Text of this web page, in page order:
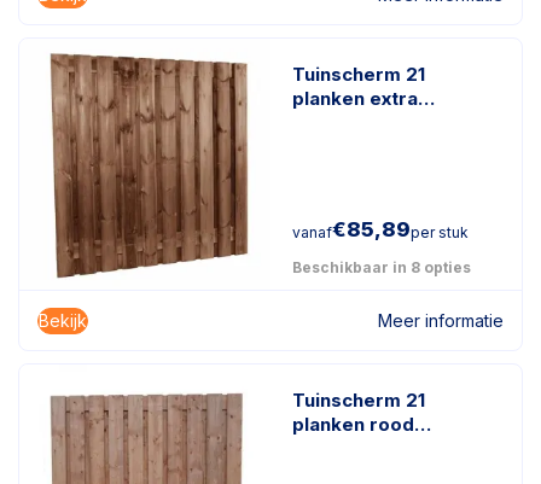
Tuinscherm 21
planken extra
vanaf€85,89per stuk
Beschikbaar in 8 opties
Bekijk Meer informatie
Tuinscherm 21
planken rood